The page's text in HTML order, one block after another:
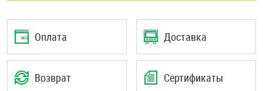
Оплата Доставка
Возврат Сертификаты